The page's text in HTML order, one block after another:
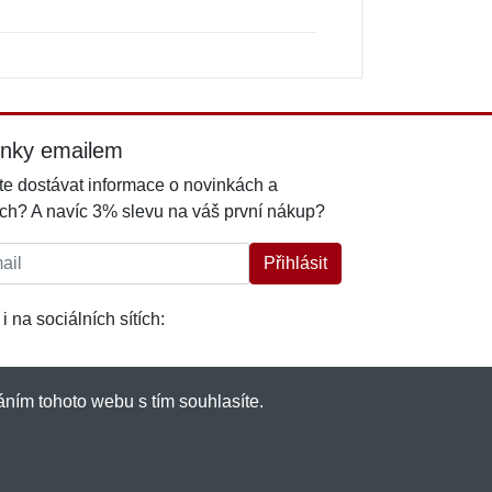
emailem
dostávat informace o novinkách a
A navíc 3% slevu na váš první nákup?
Přihlásit
i na sociálních sítích:
tohoto webu s tím souhlasíte.